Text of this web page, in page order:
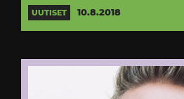
UUTISET 10.8.2018